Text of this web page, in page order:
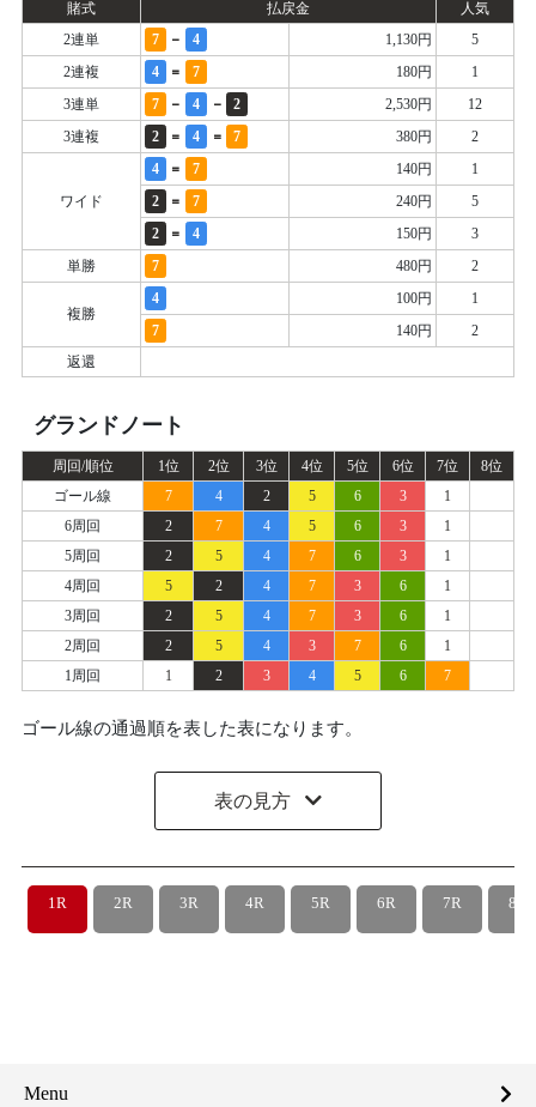
賭式 払戻金
人気
2連単
7 - 4 1,130円
5
2連複
4 = 7 180円
1
3連単
7 - 4 - 2 2,530円
12
3連複
2 = 4 = 7 380円 2
ワイド
4 = 7 140円
1
2
= 7 240円
5
2
= 4 150円
3
単勝
7 480円 2
複勝
4 100円
1
7
140円
2
返還
グランドノート
周回/順位 1位 2位 3位 4位 5位 6位 7位
8位
ゴール線
7 4 2 5 6 3
1
6周回
2 7 4 5 6 3
1
5周回
2 5 4 7 6 3
1
4周回
5 2 4 7 3 6
1
3周回
2 5 4 7 3 6
1
2周回
2 5 4 3 7 6
1
1周回
1 2 3 4 5 6 7
ゴール線の通過順を表した表になります。
表の見方
1R 2R 3R 4R 5R 6R 7R 8R
Menu